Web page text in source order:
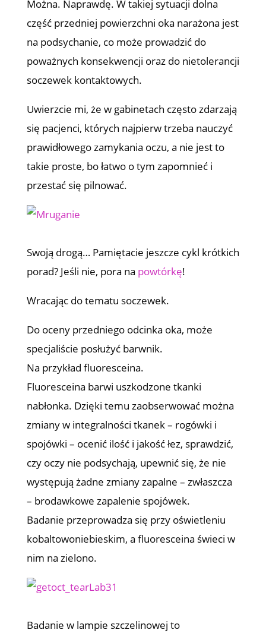
Można. Naprawdę. W takiej sytuacji dolna
część przedniej powierzchni oka narażona jest
na podsychanie, co może prowadzić do
poważnych konsekwencji oraz do nietolerancji
soczewek kontaktowych.
Uwierzcie mi, że w gabinetach często zdarzają
się pacjenci, których najpierw trzeba nauczyć
prawidłowego zamykania oczu, a nie jest to
takie proste, bo łatwo o tym zapomnieć i
przestać się pilnować.
Swoją drogą… Pamiętacie jeszcze cykl krótkich
porad? Jeśli nie, pora na powtórkę!
Wracając do tematu soczewek.
Do oceny przedniego odcinka oka, może
specjaliście posłużyć barwnik.
Na przykład fluoresceina.
Fluoresceina barwi uszkodzone tkanki
nabłonka. Dzięki temu zaobserwować można
zmiany w integralności tkanek – rogówki i
spojówki – ocenić ilość i jakość łez, sprawdzić,
czy oczy nie podsychają, upewnić się, że nie
występują żadne zmiany zapalne – zwłaszcza
– brodawkowe zapalenie spojówek.
Badanie przeprowadza się przy oświetleniu
kobaltowoniebieskim, a fluoresceina świeci w
nim na zielono.
Badanie w lampie szczelinowej to